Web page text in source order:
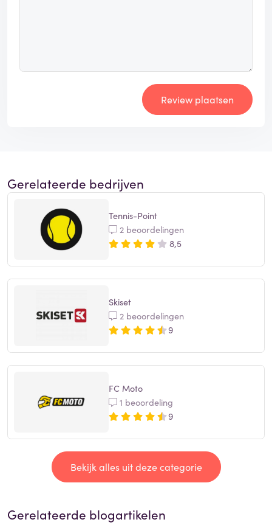
Review plaatsen
Gerelateerde bedrijven
Tennis-Point
2 beoordelingen
8,5
Skiset
2 beoordelingen
9
FC Moto
1 beoordeling
9
Bekijk alles uit deze categorie
Gerelateerde blogartikelen